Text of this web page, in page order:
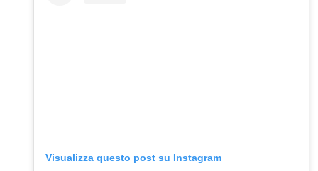
Visualizza questo post su Instagram